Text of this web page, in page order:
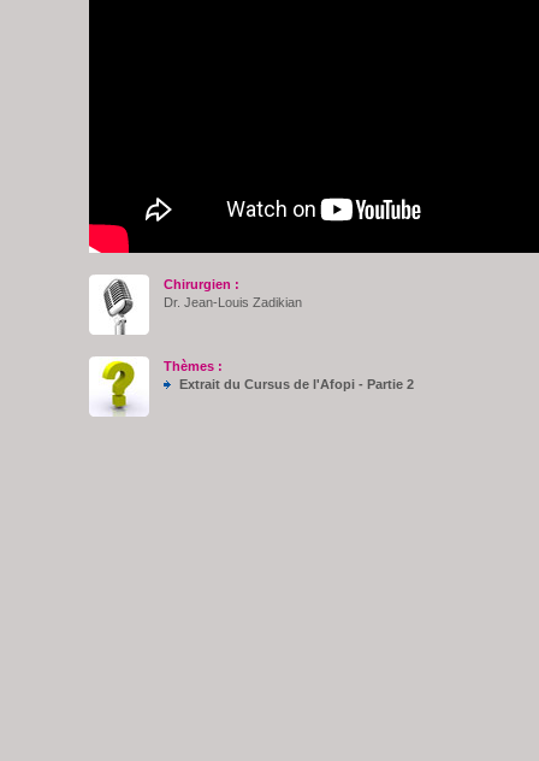
Chirurgien :
Dr. Jean-Louis Zadikian
Thèmes :
Extrait du Cursus de l'Afopi - Partie 2